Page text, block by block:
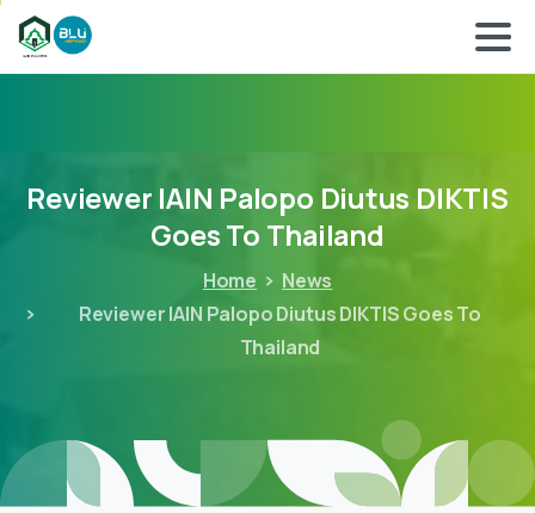
Reviewer IAIN Palopo Diutus DIKTIS
GoesTo Thailand
Home
News
Reviewer IAIN Palopo Diutus DIKTIS Goes To
Thailand